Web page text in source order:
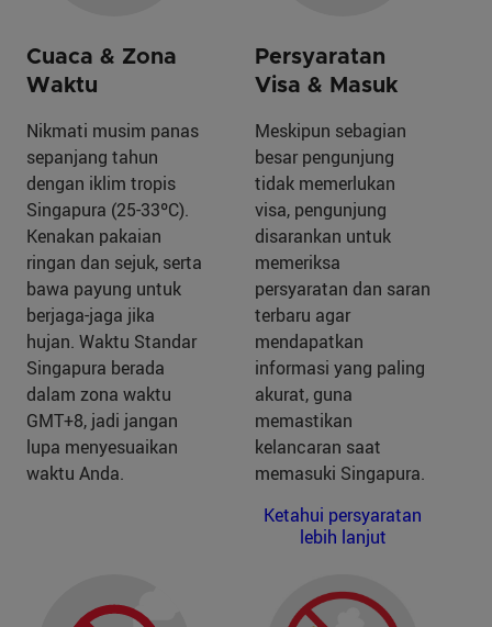
Cuaca & Zona
Waktu
Nikmati musim panas
sepanjang tahun
dengan iklim tropis
Singapura (25-33ºC).
Kenakan pakaian
ringan dan sejuk, serta
bawa payung untuk
berjaga-jaga jika
hujan. Waktu Standar
Singapura berada
dalam zona waktu
GMT+8, jadi jangan
lupa menyesuaikan
waktu Anda.
Persyaratan
Visa & Masuk
Meskipun sebagian
besar pengunjung
tidak memerlukan
visa, pengunjung
disarankan untuk
memeriksa
persyaratan dan saran
terbaru agar
mendapatkan
informasi yang paling
akurat, guna
memastikan
kelancaran saat
memasuki Singapura.
Ketahui persyaratan
lebih lanjut